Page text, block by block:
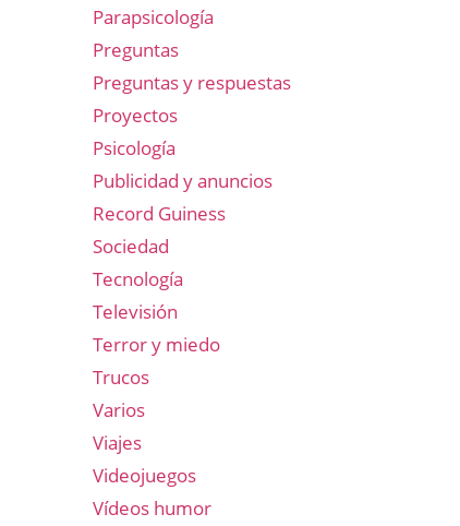
Parapsicología
Preguntas
Preguntas y respuestas
Proyectos
Psicología
Publicidad y anuncios
Record Guiness
Sociedad
Tecnología
Televisión
Terror y miedo
Trucos
Varios
Viajes
Videojuegos
Vídeos humor